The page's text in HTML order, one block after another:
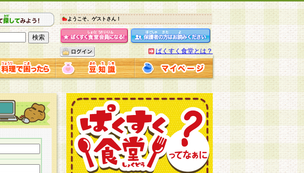
ようこそ、ゲストさん！
ぱくすく食堂とは？